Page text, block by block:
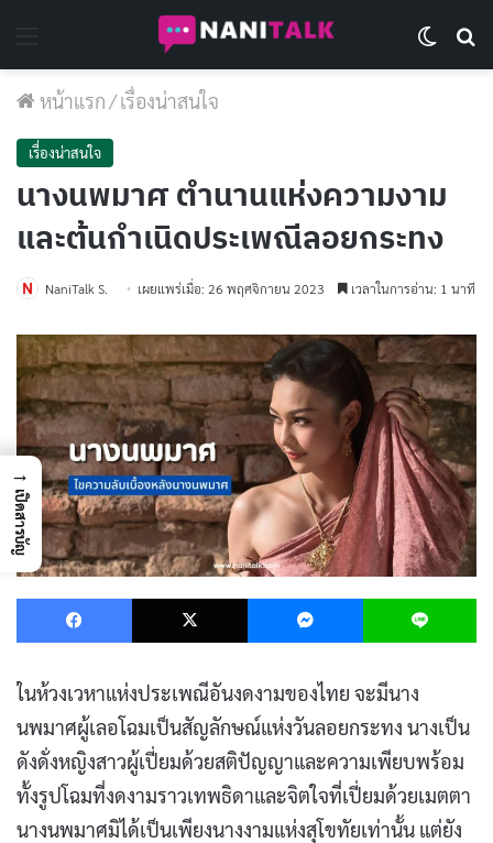
หน้าแรก/เรื่องน่าสนใจ
เรื่องน่าสนใจ
นางนพมาศ ตำนานแห่งความงาม
และต้นกำเนิดประเพณีลอยกระทง
NaniTalk S. เผยแพร่เมื่อ: 26 พฤศจิกายน 2023 เวลาในการอ่าน: 1 นาที
Facebook X Messenger
ในห้วงเวหาแห่งประเพณีอันงดงามของไทย จะมีนาง
นพมาศผู้เลอโฉมเป็นสัญลักษณ์แห่งวันลอยกระทง นางเป็น
ดังดั่งหญิงสาวผู้เปี่ยมด้วยสติปัญญาและความเพียบพร้อม
ทั้งรูปโฉมที่งดงามราวเทพธิดาและจิตใจที่เปี่ยมด้วยเมตตา
นางนพมาศมิได้เป็นเพียงนางงามแห่งสุโขทัยเท่านั้น แต่ยัง
→
เปิดสารบัญ